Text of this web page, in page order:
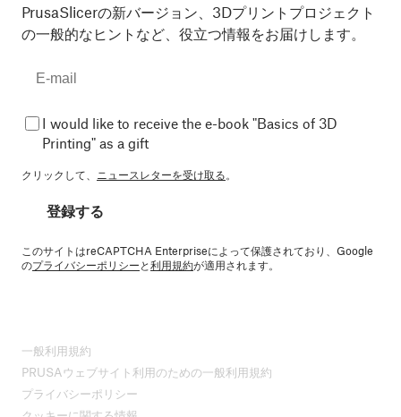
PrusaSlicerの新バージョン、3Dプリントプロジェクト
の一般的なヒントなど、役立つ情報をお届けします。
I would like to receive the e-book "Basics of 3D
Printing" as a gift
クリックして、 ニュースレターを受け取る。
登録する
このサイトはreCAPTCHA Enterpriseによって保護されており、Google
のプライバシーポリシーと利用規約が適用されます。
一般利用規約
PRUSAウェブサイト利用のための一般利用規約
プライバシーポリシー